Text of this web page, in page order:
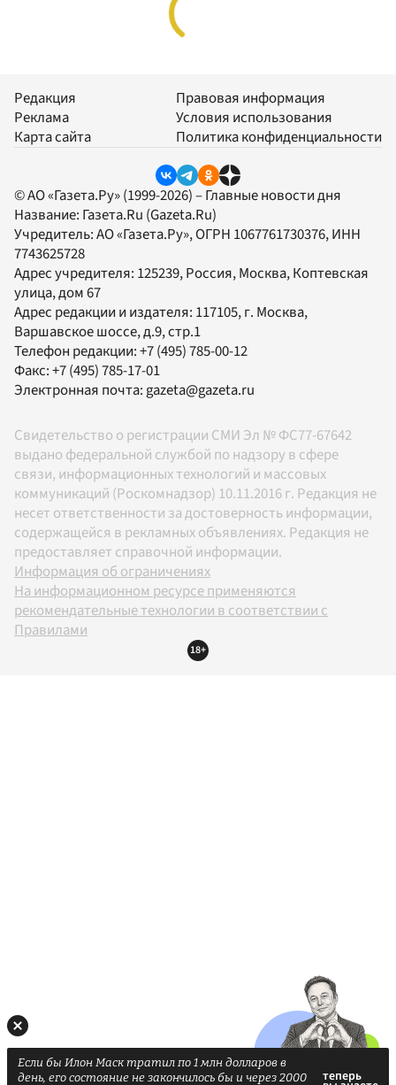
Редакция
Реклама
Карта сайта
Правовая информация
Условия использования
Политика конфиденциальности
© АО «Газета.Ру» (1999-2026) – Главные новости дня
Название: Газета.Ru (Gazeta.Ru)
Учредитель:АО «Газета.Ру», ОГРН 1067761730376, ИНН
7743625728
Адрес учредителя: 125239, Россия, Москва, Коптевская
улица, дом 67
Адрес редакции и издателя: 117105, г. Москва,
Варшавское шоссе, д.9, стр.1
Телефон редакции:+7 (495) 785-00-12
Факс:+7 (495) 785-17-01
Электронная почта: gazeta@gazeta.ru
Свидетельство о регистрации СМИ Эл № ФС77-67642
выдано федеральной службой по надзору в сфере
связи, информационных технологий и массовых
коммуникаций (Роскомнадзор) 10.11.2016 г. Редакция не
несет ответственности за достоверность информации,
содержащейся в рекламных объявлениях. Редакция не
предоставляет справочной информации.
Информация об ограничениях
На информационном ресурсе применяются
рекомендательные технологии в соответствии с
Правилами
18+
Если бы Илон Маск тратил по 1 млн долларов в
день, его состояние не закончилось бы и через 2000